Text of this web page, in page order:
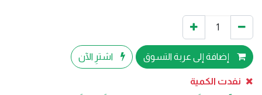
إضافة إلى عربة التسوق اشترِ الآن
نفدت الكمية